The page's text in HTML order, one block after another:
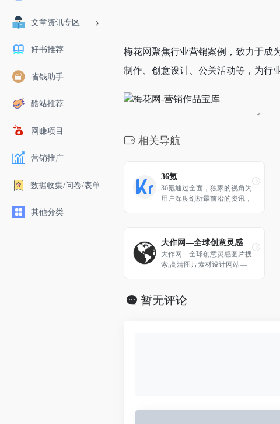
文章资讯专区
好书推荐
省钱助手
酷站推荐
网赚项目
营销推广
数据收集/问卷/表单
其他分类
梅花网聚焦行业营销案例，致力于成
制作、创意设计、公关活动等，为行
相关导航
36氪
36氪通过全面，独家的视角为
用户深度剖析最前沿的资讯，
网，股市，教育，生活，职场
等，秉承着新商业媒体人的使
命砥砺前行
大作网—全球创意灵感图片搜
索,高清图片素材设计网站—
暂无评论